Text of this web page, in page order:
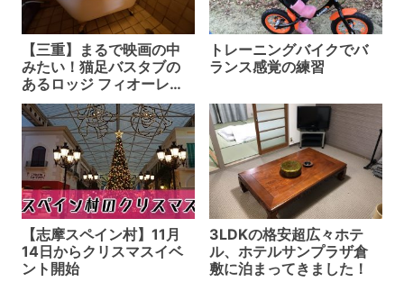
【三重】まるで映画の中
みたい！猫足バスタブの
あるロッジ フィオーレ志
摩
トレーニングバイクでバ
ランス感覚の練習
【志摩スペイン村】11月
14日からクリスマスイベ
ント開始
3LDKの格安超広々ホテ
ル、ホテルサンプラザ倉
敷に泊まってきました！